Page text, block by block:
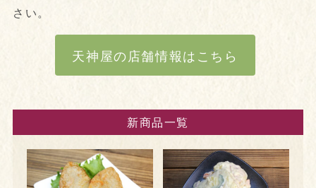
さい。
天神屋の店舗情報はこちら
新商品一覧